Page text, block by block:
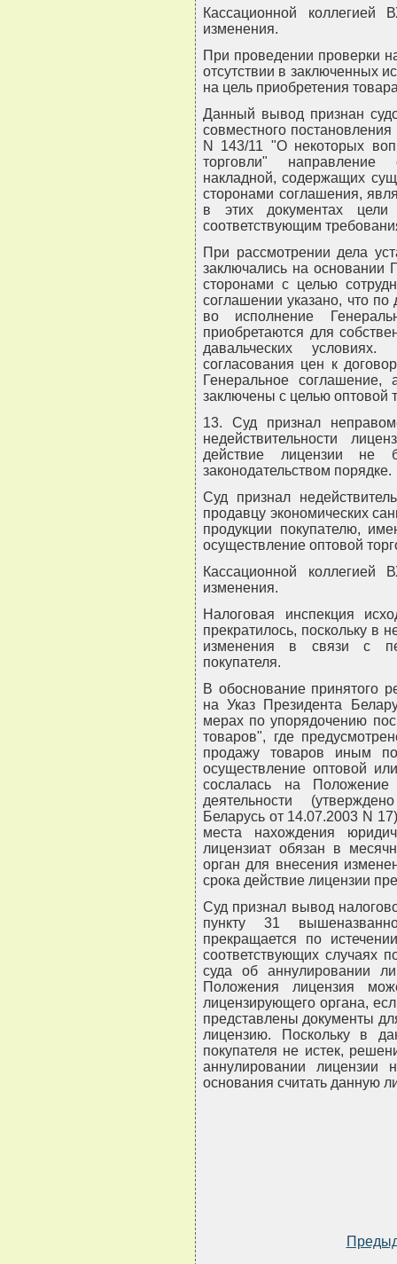
Кассационной
изменения.
При проведении проверки
отсутствии в заключенных
на цель приобретения
Данный вывод признан
совместного
N 143/11 "О некоторых
торговли" направление
накладной, содержащих
сторонами соглашения,
в этих документах цели
соответствующим
При рассмотрении дела
заключались на основании
сторонами с целью
соглашении указано, что
во исполнение
приобретаются для
давальческих
согласования цен к
Генеральное
заключены с целью оптовой
13. Суд признал
недействительности
действие лицензии не
законодательством порядке.
Суд признал
продавцу экономических
продукции покупателю,
осуществление оптовой
Кассационной
изменения.
Налоговая инспекция
прекратилось, поскольку в
изменения в связи с
покупателя.
В обоснование принятого
на Указ Президента
мерах по упорядочению
товаров", где
продажу товаров иным
осуществление оптовой
сослалась на
деятельности
Беларусь от 14.07.2003 N
места нахождения
лицензиат обязан в
орган для внесения
срока действие лицензии
Суд признал вывод
пункту 31
прекращается по
соответствующих случаях
суда об аннулировании
Положения лицензия
лицензирующего органа,
представлены документы
лицензию. Поскольку в
покупателя не истек,
аннулировании лицензии
основания считать данную